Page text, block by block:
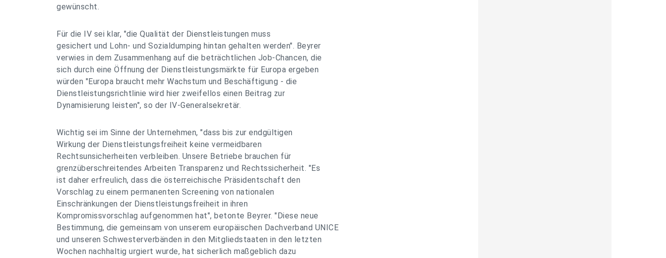
gewünscht.
Für die IV sei klar, "die Qualität der Dienstleistungen muss
gesichert und Lohn- und Sozialdumping hintan gehalten werden". Beyrer
verwies in dem Zusammenhang auf die beträchtlichen Job-Chancen, die
sich durch eine Öffnung der Dienstleistungsmärkte für Europa ergeben
würden "Europa braucht mehr Wachstum und Beschäftigung - die
Dienstleistungsrichtlinie wird hier zweifellos einen Beitrag zur
Dynamisierung leisten", so der IV-Generalsekretär.
Wichtig sei im Sinne der Unternehmen, "dass bis zur endgültigen
Wirkung der Dienstleistungsfreiheit keine vermeidbaren
Rechtsunsicherheiten verbleiben. Unsere Betriebe brauchen für
grenzüberschreitendes Arbeiten Transparenz und Rechtssicherheit. "Es
ist daher erfreulich, dass die österreichische Präsidentschaft den
Vorschlag zu einem permanenten Screening von nationalen
Einschränkungen der Dienstleistungsfreiheit in ihren
Kompromissvorschlag aufgenommen hat", betonte Beyrer. "Diese neue
Bestimmung, die gemeinsam von unserem europäischen Dachverband UNICE
und unseren Schwesterverbänden in den Mitgliedstaaten in den letzten
Wochen nachhaltig urgiert wurde, hat sicherlich maßgeblich dazu